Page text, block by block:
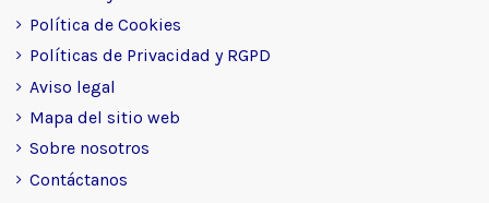
Política de Cookies
Políticas de Privacidad y RGPD
Aviso legal
Mapa del sitio web
Sobre nosotros
Contáctanos